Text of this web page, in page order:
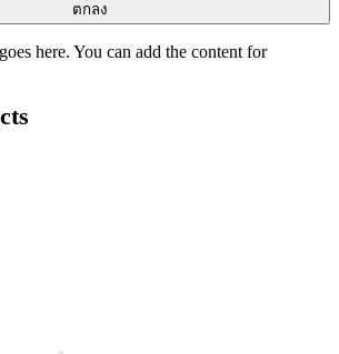
here. You can add the content for